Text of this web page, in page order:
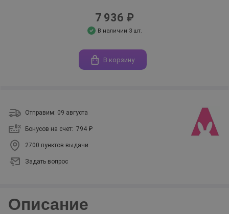
7 936 ₽
В наличии 3 шт.
В корзину
Отправим: 09 августа
Бонусов на счет: 794 ₽
2700 пунктов выдачи
Задать вопрос
Описание